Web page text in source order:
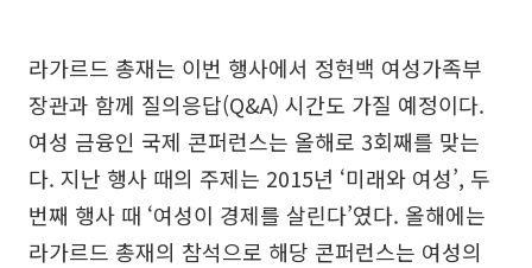
라가르드 총재는 이번 행사에서 정현백 여성가족부
장관과 함께 질의응답(Q&A) 시간도 가질 예정이다.
여성 금융인 국제 콘퍼런스는 올해로 3회째를 맞는
다. 지난 행사 때의 주제는 2015년 ‘미래와 여성’, 두
번째 행사 때 ‘여성이 경제를 살린다’였다. 올해에는
라가르드 총재의 참석으로 해당 콘퍼런스는 여성의